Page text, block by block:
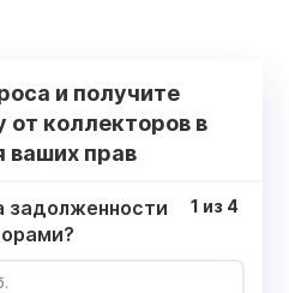
и получите
от коллекторов в
ваших прав
задолженности
1 из 4